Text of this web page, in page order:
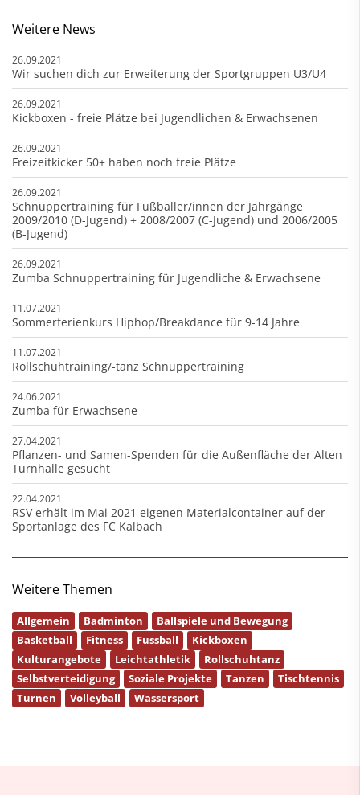
Weitere News
26.09.2021
Wir suchen dich zur Erweiterung der Sportgruppen U3/U4
26.09.2021
Kickboxen - freie Plätze bei Jugendlichen & Erwachsenen
26.09.2021
Freizeitkicker 50+ haben noch freie Plätze
26.09.2021
Schnuppertraining für Fußballer/innen der Jahrgänge
2009/2010 (D-Jugend) + 2008/2007 (C-Jugend) und 2006/2005
(B-Jugend)
26.09.2021
Zumba Schnuppertraining für Jugendliche & Erwachsene
11.07.2021
Sommerferienkurs Hiphop/Breakdance für 9-14 Jahre
11.07.2021
Rollschuhtraining/-tanz Schnuppertraining
24.06.2021
Zumba für Erwachsene
27.04.2021
Pflanzen- und Samen-Spenden für die Außenfläche der Alten
Turnhalle gesucht
22.04.2021
RSV erhält im Mai 2021 eigenen Materialcontainer auf der
Sportanlage des FC Kalbach
Weitere Themen
Allgemein Badminton
Ballspiele und Bewegung
Basketball
Fitness Fussball
Kickboxen
Kulturangebote
Leichtathletik
Rollschuhtanz
Selbstverteidigung
Soziale Projekte Tanzen
Tischtennis
Turnen
Volleyball Wassersport